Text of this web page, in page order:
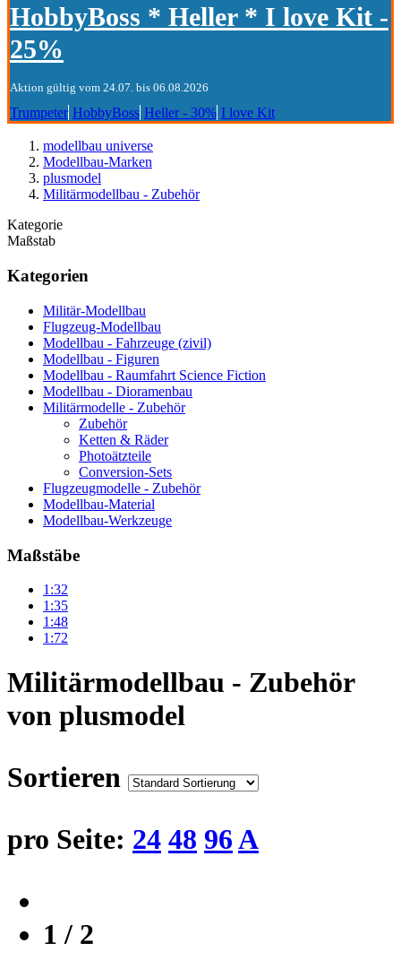
HobbyBoss * Heller * I love Kit -
25%
Aktion gültig vom 24.07. bis 06.08.2026
Trumpeter HobbyBoss Heller - 30% I love Kit
modellbau universe
Modellbau-Marken
plusmodel
Militärmodellbau - Zubehör
Kategorie
Maßstab
Kategorien
Militär-Modellbau
Flugzeug-Modellbau
Modellbau - Fahrzeuge (zivil)
Modellbau - Figuren
Modellbau - Raumfahrt Science Fiction
Modellbau - Dioramenbau
Militärmodelle - Zubehör
Zubehör
Ketten & Räder
Photoätzteile
Conversion-Sets
Flugzeugmodelle - Zubehör
Modellbau-Material
Modellbau-Werkzeuge
Maßstäbe
1:32
1:35
1:48
1:72
Militärmodellbau - Zubehör
von plusmodel
Sortieren
pro Seite: 24 48 96A
1 / 2